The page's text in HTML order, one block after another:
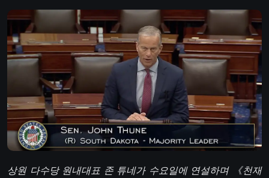
상원 다수당 원내대표 존 튜네가 수요일에 연설하며 《천재